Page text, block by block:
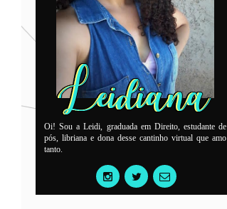
Oi! Sou a Leidi, graduada em Direito, estudante de
pós, libriana e dona desse cantinho virtual que amo
tanto.